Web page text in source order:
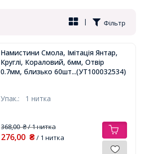
Фільтр
|
Намистини Смола, Імітація Янтар,
Круглі, Кораловий, 6мм, Отвір
0.7мм, близько 60шт/39см/нитка,
...(УТ100032534)
Упак.: 1 нитка
368,00₴/ 1 нитка
276,00 ₴/ 1 нитка